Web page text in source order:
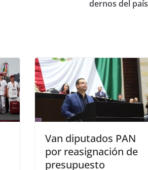
dernos del país
Van diputados PAN
por reasignación de
presupuesto